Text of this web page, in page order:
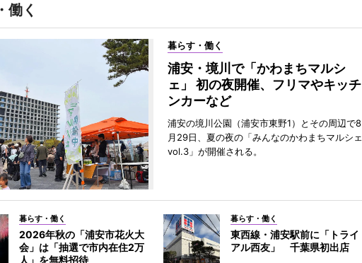
働く
暮らす・働く
浦安・境川で「かわまちマルシ
ェ」 初の夜開催、フリマやキッチ
ンカーなど
浦安の境川公園（浦安市東野1）とその周辺で8
月29日、夏の夜の「みんなのかわまちマルシェ
vol.3」が開催される。
暮らす・働く
2026年秋の「浦安市花火大
会」は「抽選で市内在住2万
人」を無料招待
暮らす・働く
東西線・浦安駅前に「トライ
アル西友」 千葉県初出店